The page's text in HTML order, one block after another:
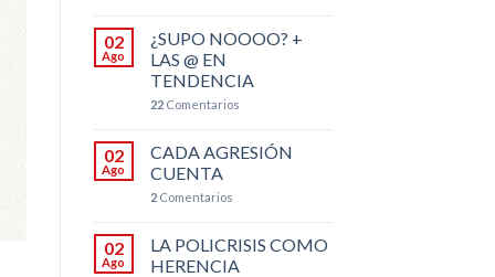
02
Ago
¿SUPO NOOOO? +
LAS @ EN
TENDENCIA
22Comentarios
02
Ago
CADA AGRESIÓN
CUENTA
2Comentarios
02
Ago
LA POLICRISIS COMO
HERENCIA